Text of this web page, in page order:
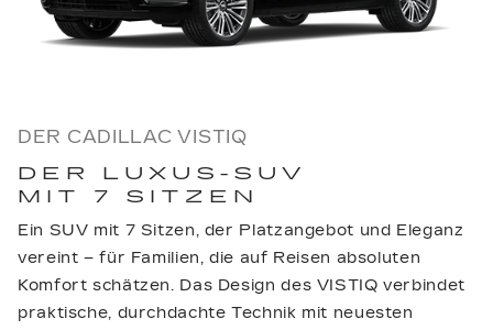
DER CADILLAC VISTIQ
DER LUXUS-SUV
MIT 7 SITZEN
Ein SUV mit 7 Sitzen, der Platzangebot und Eleganz
vereint – für Familien, die auf Reisen absoluten
Komfort schätzen. Das Design des VISTIQ verbindet
praktische, durchdachte Technik mit neuesten